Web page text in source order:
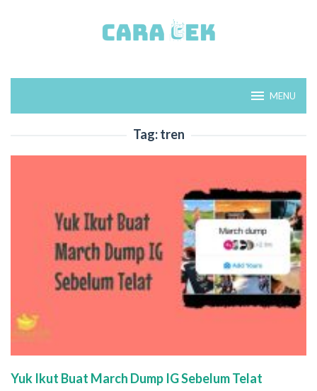
MENU
Tag:tren
Yuk Ikut Buat March Dump IG Sebelum Telat